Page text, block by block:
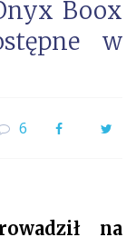
Boox
w
6 Facebook
na